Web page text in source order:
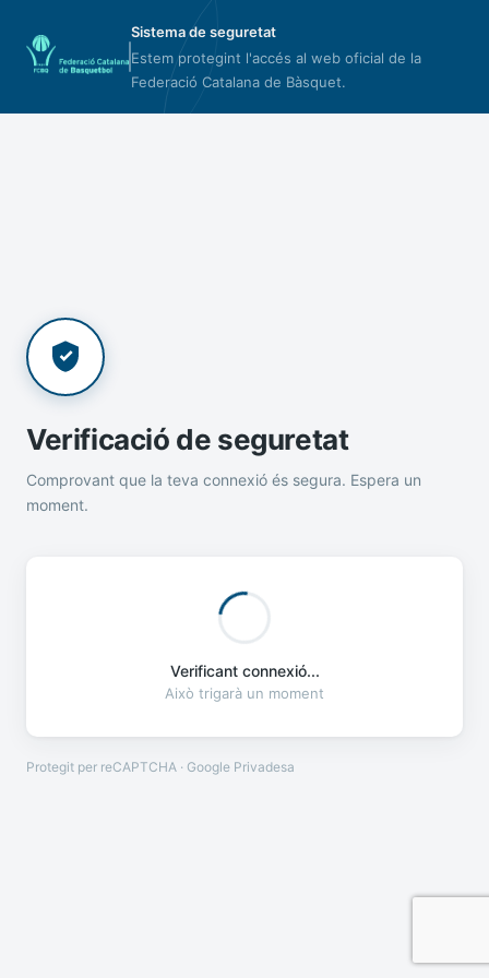
Sistema de seguretat
Estem protegint l'accés al web oficial de la
Federació Catalana de Bàsquet.
Verificació de seguretat
Comprovant que la teva connexió és segura. Espera un
moment.
Verificant connexió...
Això trigarà un moment
Protegit per reCAPTCHA · Google Privadesa